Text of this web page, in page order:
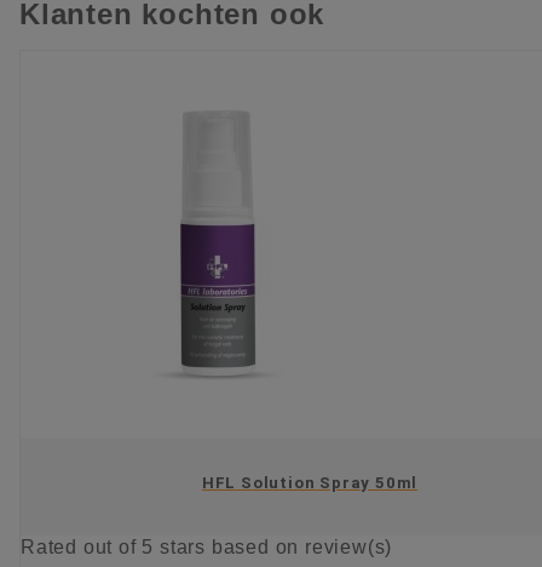
Klanten kochten ook
HFL Solution Spray 50ml
Rated out of 5 stars based on review(s)